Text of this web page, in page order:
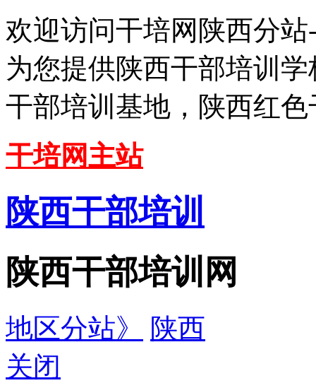
欢迎访问干培网陕西分
为您提供陕西干部培训
干部培训基地，陕西红
干培网主站
陕西干部培训
陕西干部培训网
地区分站》
陕西
关闭